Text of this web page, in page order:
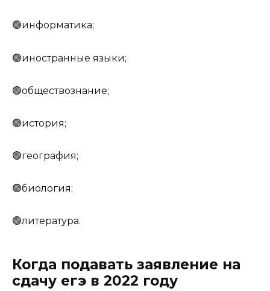
🟢информатика;
🟢иностранные языки;
🟢обществознание;
🟢история;
🟢география;
🟢биология;
🟢литература.
Когда подавать заявление на
сдачу егэ в 2022 году